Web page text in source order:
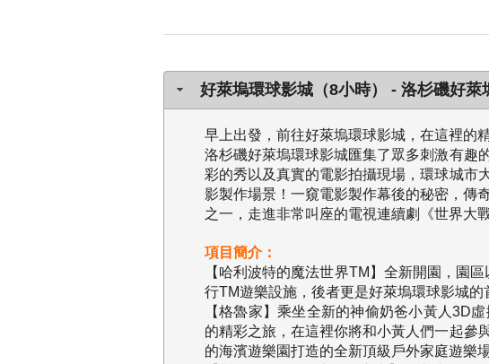
好萊塢環球影城（8小時） - 洛杉磯好
早上出發，前往好萊塢環球影城，在這裡的
洛杉磯好萊塢環球影城匯集了眾多刺激有趣
彩的秀以及真實的電影拍攝現場，環球城市
影製作場景！一窺電影製作幕後的秘密，傳
之一，走進非常叫座的電視連續劇《世界大
項目簡介：
【哈利波特的魔法世界TM】全新開園，園
行TM遊樂設施，後者更是好萊塢環球影城的
【格魯家】乘坐全新的神偷奶爸小黃人3D
的精彩之旅，在這裡你將和小黃人們一起參
的海濱遊樂園打造的全新頂級戶外家庭遊樂